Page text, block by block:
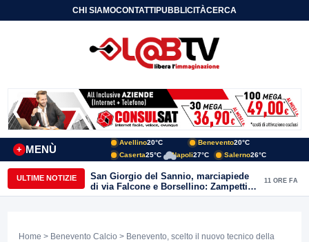
CHI SIAMOCONTATTIPUBBLICITÀCERCA
MENÙ
+
Avellino20°C Benevento20°C
Caserta25°C Napoli27°C Salerno26°C
ULTIME NOTIZIE
San Giorgio del Sannio, marciapiede
di via Falcone e Borsellino: Zampetti e
Lombardi replicano alle polemiche
11 ORE FA
Home > Benevento Calcio > Benevento, scelto il nuovo tecnico della